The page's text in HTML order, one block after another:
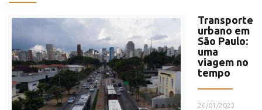
Transporte
urbano em
São Paulo:
uma
viagem no
tempo
26/01/2023